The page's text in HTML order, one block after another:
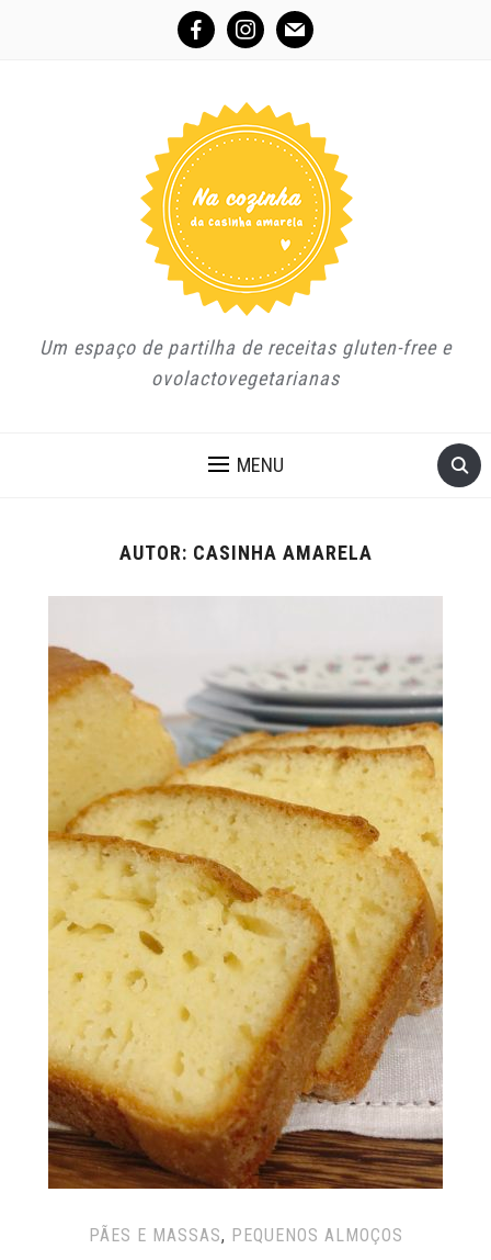
facebookinstagrammail
Um espaço de partilha de receitas gluten-free e
ovolactovegetarianas
MENU
AUTOR: CASINHA AMARELA
PÃES E MASSAS, PEQUENOS ALMOÇOS